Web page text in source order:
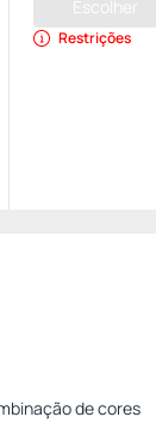
Escolher
Restrições
de cores